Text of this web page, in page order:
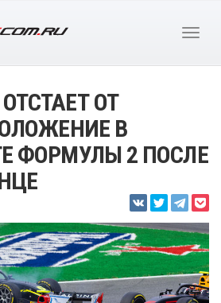
ОТ
В
ФОРМУЛЫ 2 ПОСЛЕ